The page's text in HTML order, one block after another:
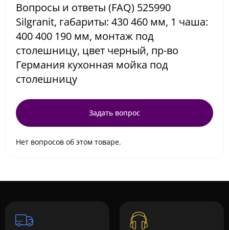
Вопросы и ответы (FAQ) 525990
Silgranit, габариты: 430 460 мм, 1 чаша:
400 400 190 мм, монтаж под
столешницу, цвет черный, пр-во
Германия кухонная мойка под
столешницу
Задать вопрос
Нет вопросов об этом товаре.